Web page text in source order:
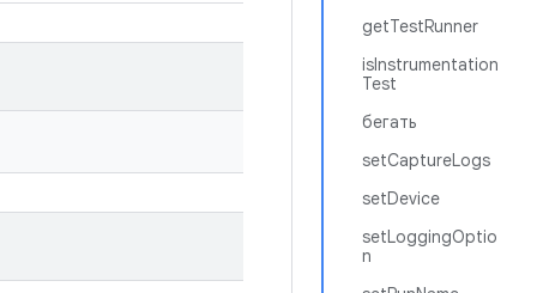
getTestRunner
isInstrumentation
Test
бегать
setCaptureLogs
setDevice
setLoggingOptio
n